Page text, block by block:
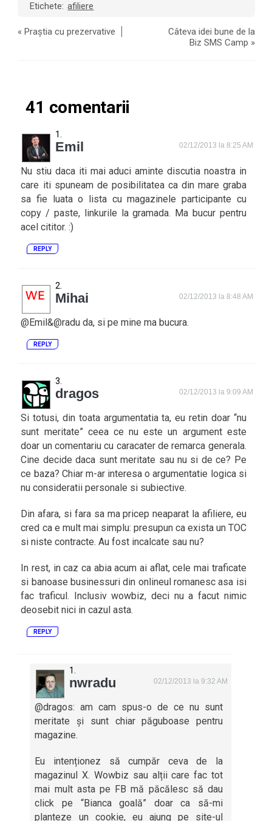
Etichete: afiliere
«Praștia cu prezervative
Câteva idei bune de la
Biz SMS Camp »
41 comentarii
Emil 02/12/2013 la 8:25 AM
Nu stiu daca iti mai aduci aminte discutia noastra in
care iti spuneam de posibilitatea ca din mare graba
sa fie luata o lista cu magazinele participante cu
copy / paste, linkurile la gramada. Ma bucur pentru
acel cititor. :)
REPLY
Mihai 02/12/2013 la 8:48 AM
@Emil&@radu da, si pe mine ma bucura.
REPLY
dragos 02/12/2013 la 9:09 AM
Si totusi, din toata argumentatia ta, eu retin doar “nu
sunt meritate” ceea ce nu este un argument este
doar un comentariu cu caracater de remarca generala.
Cine decide daca sunt meritate sau nu si de ce? Pe
ce baza? Chiar m-ar interesa o argumentatie logica si
nu consideratii personale si subiective.
Din afara, si fara sa ma pricep neaparat la afiliere, eu
cred ca e mult mai simplu: presupun ca exista un TOC
si niste contracte. Au fost incalcate sau nu?
In rest, in caz ca abia acum ai aflat, cele mai traficate
si banoase businessuri din onlineul romanesc asa isi
fac traficul. Inclusiv wowbiz, deci nu a facut nimic
deosebit nici in cazul asta.
REPLY
nwradu 02/12/2013 la 9:32 AM
@dragos: am cam spus-o de ce nu sunt
meritate și sunt chiar păguboase pentru
magazine.
Eu intenționez să cumpăr ceva de la
magazinul X. Wowbiz sau alții care fac tot
mai mult asta pe FB mă păcălesc să dau
click pe “Bianca goală” doar ca să-mi
planteze un cookie, eu ajung pe site-ul